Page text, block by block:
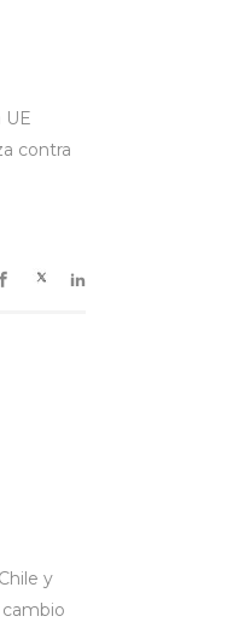
UE
contra
y